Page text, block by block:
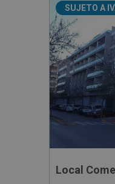
SUJETO A
Local